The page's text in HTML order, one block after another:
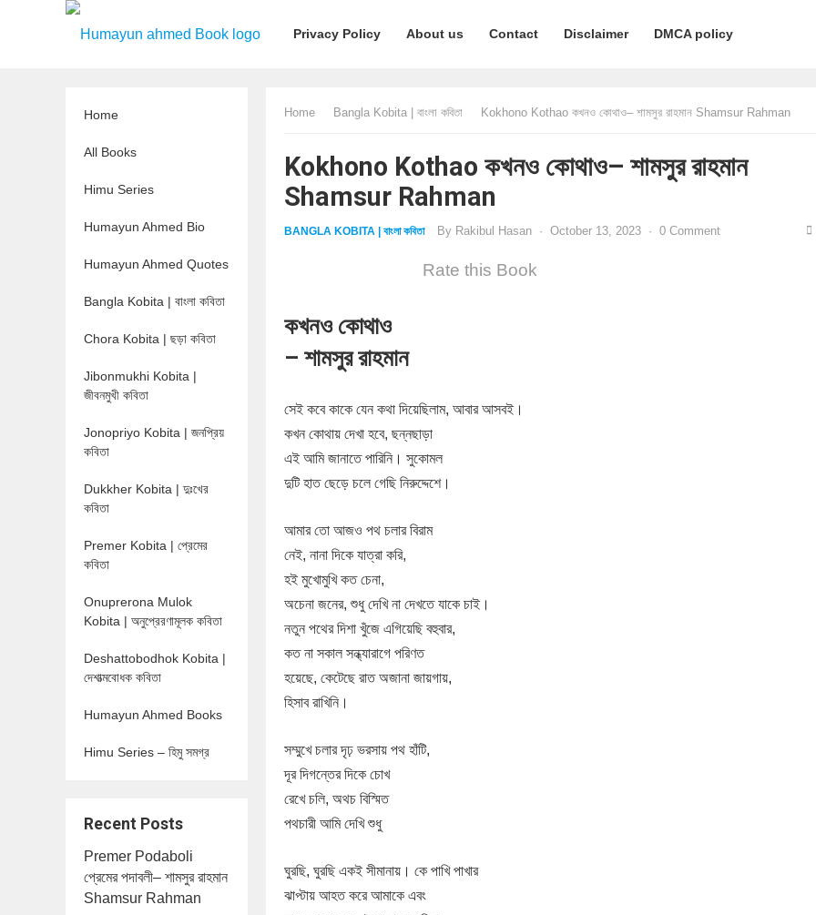
Privacy Policy About us Contact Disclaimer DMCA policy
Home
All Books
Himu Series
Humayun Ahmed Bio
Humayun Ahmed Quotes
Bangla Kobita | বাংলা কবিতা
Chora Kobita | ছড়া কবিতা
Jibonmukhi Kobita |
জীবনমুখী কবিতা
Jonopriyo Kobita | জনপ্রিয়
কবিতা
Dukkher Kobita | দুঃখের
কবিতা
Premer Kobita | প্রেমের
কবিতা
Onuprerona Mulok
Kobita | অনুপ্রেরণামূলক কবিতা
Deshattobodhok Kobita |
দেশাত্মবোধক কবিতা
Humayun Ahmed Books
Himu Series – হিমু সমগ্র
Recent Posts
Premer Podaboli
প্রেমের পদাবলী– শামসুর রাহমান
Shamsur Rahman
Home Bangla Kobita | বাংলা কবিতা Kokhono Kothao কখনও কোথাও– শামসুর রাহমান Shamsur Rahman
Kokhono Kothao কখনও কোথাও– শামসুর রাহমান
Shamsur Rahman
BANGLA KOBITA | বাংলা কবিতা By Rakibul Hasan · October 13, 2023 · 0 Comment
Rate this Book
কখনও কোথাও
– শামসুর রাহমান
সেই কবে কাকে যেন কথা দিয়েছিলাম, আবার আসবই।
কখন কোথায় দেখা হবে, ছন্নছাড়া
এই আমি জানাতে পারিনি। সুকোমল
দুটি হাত ছেড়ে চলে গেছি নিরুদ্দেশে।
আমার তো আজও পথ চলার বিরাম
নেই, নানা দিকে যাত্রা করি,
হই মুখোমুখি কত চেনা,
অচেনা জনের, শুধু দেখি না দেখতে যাকে চাই।
নতুন পথের দিশা খুঁজে এগিয়েছি বহুবার,
কত না সকাল সন্ধ্যারাগে পরিণত
হয়েছে, কেটেছে রাত অজানা জায়গায়,
হিসাব রাখিনি।
সম্মুখে চলার দৃঢ় ভরসায় পথ হাঁটি,
দূর দিগন্তের দিকে চোখ
রেখে চলি, অথচ বিস্মিত
পথচারী আমি দেখি শুধু
ঘুরছি, ঘুরছি একই সীমানায়। কে পাখি পাখার
ঝাপ্টায় আহত করে আমাকে এবং